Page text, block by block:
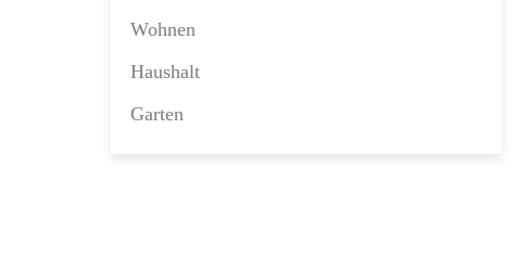
Wohnen
Haushalt
Garten